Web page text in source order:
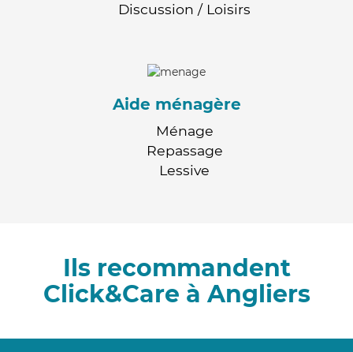
Discussion / Loisirs
Aide ménagère
Ménage
Repassage
Lessive
Ils recommandent
Click&Care à Angliers